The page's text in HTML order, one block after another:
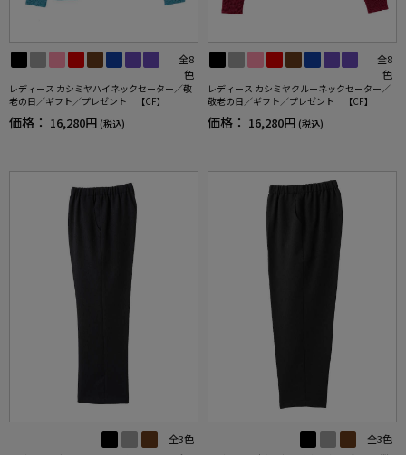
全8
色
レディース カシミヤハイネックセーター／敬
老の日／ギフト／プレゼント 【CF】
価格： 16,280円 (税込)
全8
色
レディース カシミヤクルーネックセーター／
敬老の日／ギフト／プレゼント 【CF】
価格： 16,280円 (税込)
全3色 全3色